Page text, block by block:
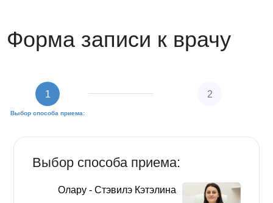
Форма записи к врачу
1
Выбор способа приема:
2
Выбор способа приема:
Олару - Стэвилэ Кэтэлина